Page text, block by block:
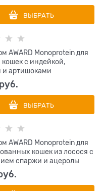
ВЫБРАТЬ
AWARD Monoprotein для
кошек с индейкой,
и артишоками
руб.
ВЫБРАТЬ
AWARD Monoprotein для
кошек из лосося с
спаржи и ацеролы